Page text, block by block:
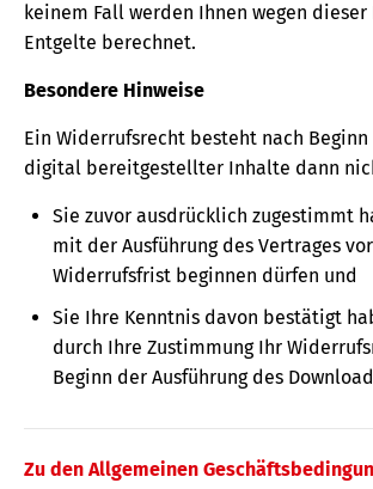
keinem Fall werden Ihnen wegen dieser
Entgelte berechnet.
Besondere Hinweise
Ein Widerrufsrecht besteht nach Beginn
digital bereitgestellter Inhalte dann
Sie zuvor ausdrücklich zugestimmt
mit der Ausführung des Vertrages
Widerrufsfrist beginnen dürfen und
Sie Ihre Kenntnis davon bestätigt
durch Ihre Zustimmung Ihr
Beginn der Ausführung des
Zu den Allgemeinen